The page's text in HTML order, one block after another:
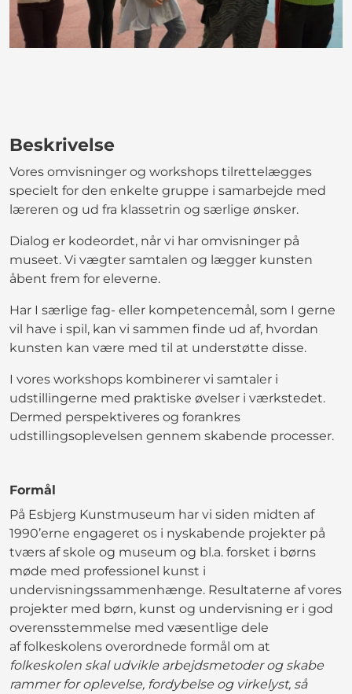
Beskrivelse
Vores omvisninger og workshops tilrettelægges
specielt for den enkelte gruppe i samarbejde med
læreren og ud fra klassetrin og særlige ønsker.
Dialog er kodeordet, når vi har omvisninger på
museet. Vi vægter samtalen og lægger kunsten
åbent frem for eleverne.
Har I særlige fag- eller kompetencemål, som I gerne
vil have i spil, kan vi sammen finde ud af, hvordan
kunsten kan være med til at understøtte disse.
I vores workshops kombinerer vi samtaler i
udstillingerne med praktiske øvelser i værkstedet.
Dermed perspektiveres og forankres
udstillingsoplevelsen gennem skabende processer.
Formål
På Esbjerg Kunstmuseum har vi siden midten af
1990’erne engageret os i nyskabende projekter på
tværs af skole og museum og bl.a. forsket i børns
møde med professionel kunst i
undervisningssammenhænge. Resultaterne af vores
projekter med børn, kunst og undervisning er i god
overensstemmelse med væsentlige dele
af folkeskolens overordnede formål om at
folkeskolen skal udvikle arbejdsmetoder og skabe
rammer for oplevelse, fordybelse og virkelyst, så